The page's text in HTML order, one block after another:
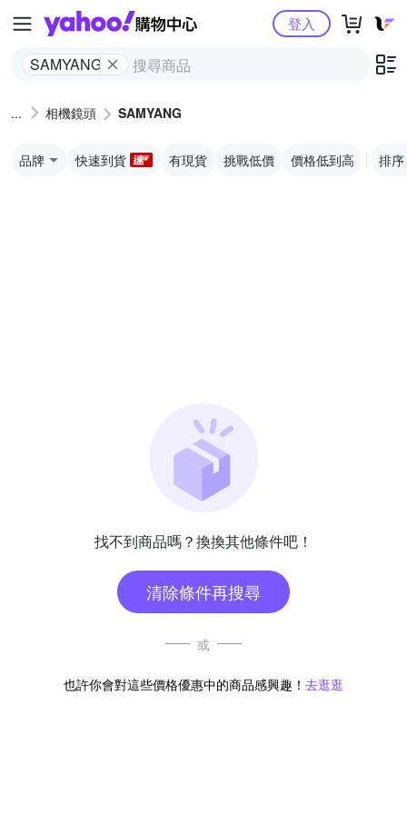
Yahoo購物中心
SAMYANG
登入
相機鏡頭 SAMYANG
品牌 快速到貨 有現貨 挑戰低價 價格低到高 排序
找不到商品嗎？換換其他條件吧！
清除條件再搜尋
或
也許你會對這些價格優惠中的商品感興趣！ 去逛逛